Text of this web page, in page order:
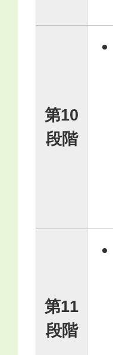
第10
段階
第11
段階